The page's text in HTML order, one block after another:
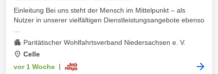
Einleitung Bei uns steht der Mensch im Mittelpunkt – als
Nutzer in unserer vielfältigen Dienstleistungsangebote ebenso
Paritätischer Wohlfahrtsverband Niedersachsen e. V.
Celle
vor 1 Woche